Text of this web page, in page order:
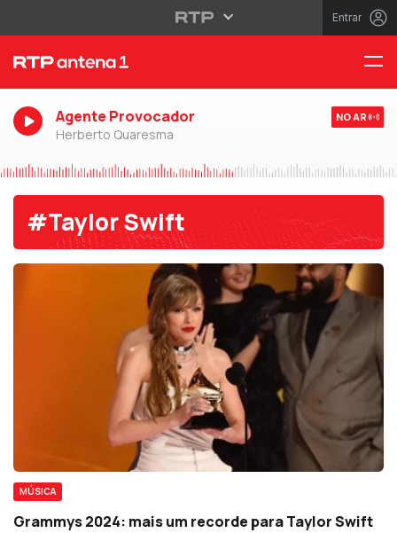
Entrar
Agente Provocador
Herberto Quaresma
NO AR
#Taylor Swift
MÚSICA
Grammys 2024: mais um recorde para Taylor Swift